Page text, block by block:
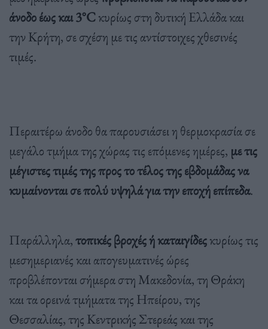
άνοδο έως και 3°Cκυρίως στη δυτική Ελλάδα και
την Κρήτη, σε σχέση με τις αντίστοιχες χθεσινές
τιμές.
Περαιτέρω άνοδο θα παρουσιάσει η θερμοκρασία σε
μεγάλο τμήμα της χώρας τις επόμενες ημέρες, με τις
μέγιστες τιμές της προς το τέλος της εβδομάδας να
κυμαίνονται σε πολύ υψηλά για την εποχή επίπεδα.
Παράλληλα,τοπικές βροχές ή καταιγίδεςκυρίως τις
μεσημεριανές και απογευματινές ώρες
προβλέπονται σήμερα στη Μακεδονία, τη Θράκη
και τα ορεινά τμήματα της Ηπείρου, της
Θεσσαλίας, της Κεντρικής Στερεάς και της